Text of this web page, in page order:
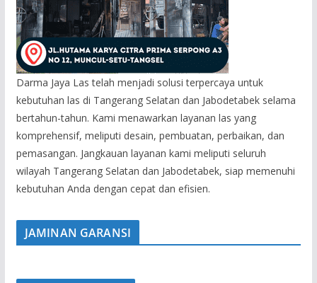
Darma Jaya Las telah menjadi solusi terpercaya untuk
kebutuhan las di Tangerang Selatan dan Jabodetabek selama
bertahun-tahun. Kami menawarkan layanan las yang
komprehensif, meliputi desain, pembuatan, perbaikan, dan
pemasangan. Jangkauan layanan kami meliputi seluruh
wilayah Tangerang Selatan dan Jabodetabek, siap memenuhi
kebutuhan Anda dengan cepat dan efisien.
JAMINAN GARANSI